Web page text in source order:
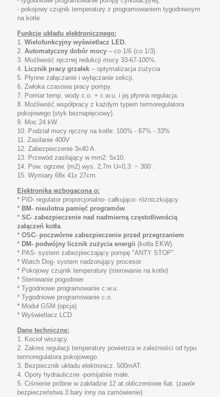
- pokojowy czujnik temperatury z programowaniem tygodniwoym
na kotle
Funkcje układu elektronicznego:
1. Wielofunkcyjny wyświetlacz LED.
2. Automatyczny dobór mocy – co 1/6 (co 1/3).
3. Możliwość ręcznej redukcji mocy 33-67-100%.
4. Licznik pracy grzałek – optymalizacja zużycia
5. Płynne załączanie i wyłączanie sekcji.
6. Zwłoka czasowa pracy pompy.
7. Pomiar temp. wody c.o. + c.w.u. i jej płynna regulacja.
8. Możliwość współpracy z każdym typem termoregulatora
pokojowego (styk beznapięciowy).
9. Moc 24 kW.
10. Podział mocy ręczny na kotle: 100% - 67% - 33%
11. Zasilanie 400V
12. Zabezpieczenie 3x40 A.
13. Przewód zasilający w mm2: 5x10.
14. Pow. ogrzew. (m2) wys. 2,7m U=0,3: ~ 300 .
15. Wymiary 68x 41x 27cm.
Elektronika wzbogacona o:
* PID- regulator proporcjonalno- całkująco- różniczkujący.
* BM- nieulotna pamięć programów.
* SC- zabezpieczenie nad nadmierną częstotliwością
załączeń kotła.
* OSC- poczwórne zabezpieczenie przed przegrzaniem.
* DM- podwójny licznik zużycia energii (kotła EKW).
* PAS- system zabezpieczający pompę "ANTY STOP".
* Watch Dog- system nadzorujący procesor.
* Pokojowy czujnik temperatury (sterowanie na kotle)
* Sterowanie pogodowe
* Tygodniowe programowanie c.w.u.
* Tygodniowe programowanie c.o.
* Moduł GSM (opcja)
* Wyświetlacz LCD
Dane techniczne:
1. Kocioł wiszący.
2. Zakres regulacji temperatury powietrza w zależności od typu
termoregulatora pokojowego.
3. Bezpiecznik układu elektronicz. 500mAT.
4. Opory hydrauliczne -pomijalnie małe.
5. Ciśnienie próbne w zakładzie 12 at.obliczeniowe 6at. (zawór
bezpieczeństwa 3 bary inny na zamówienie)